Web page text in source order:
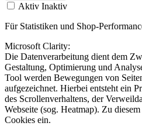
Aktiv Inaktiv
Für Statistiken und Shop-
Microsoft Clarity:
Die Datenverarbeitung dient dem
Gestaltung, Optimierung und
Tool werden Bewegungen von
aufgezeichnet. Hierbei entsteht ein
des Scrollenverhaltens, der
Webseite (sog. Heatmap). Zu
Cookies ein.